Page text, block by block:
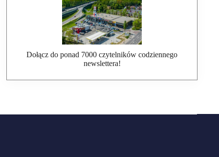
Dołącz do ponad 7000 czytelników codziennego
newslettera!